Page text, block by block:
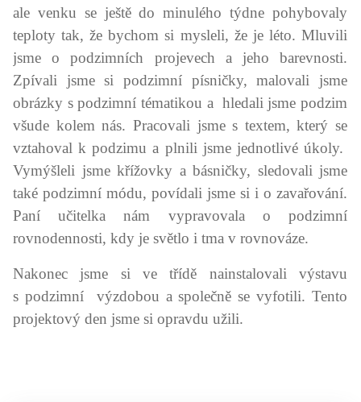
ale venku se ještě do minulého týdne pohybovaly
teploty tak, že bychom si mysleli, že je léto. Mluvili
jsme o podzimních projevech a jeho barevnosti.
Zpívali jsme si podzimní písničky, malovali jsme
obrázky s podzimní tématikou a hledali jsme podzim
všude kolem nás. Pracovali jsme s textem, který se
vztahoval k podzimu a plnili jsme jednotlivé úkoly.
Vymýšleli jsme křížovky a básničky, sledovali jsme
také podzimní módu, povídali jsme si i o zavařování.
Paní učitelka nám vypravovala o podzimní
rovnodennosti, kdy je světlo i tma v rovnováze.
Nakonec jsme si ve třídě nainstalovali výstavu
s podzimní výzdobou a společně se vyfotili. Tento
projektový den jsme si opravdu užili.